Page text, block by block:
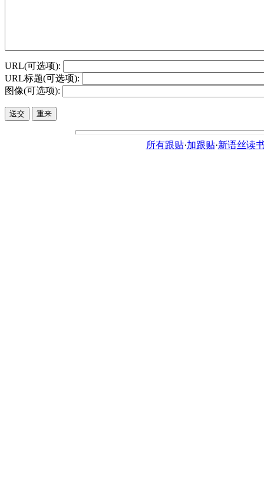
URL(可选项):
URL标题(可选项):
图像(可选项):
所有跟贴·加跟贴·新语丝读